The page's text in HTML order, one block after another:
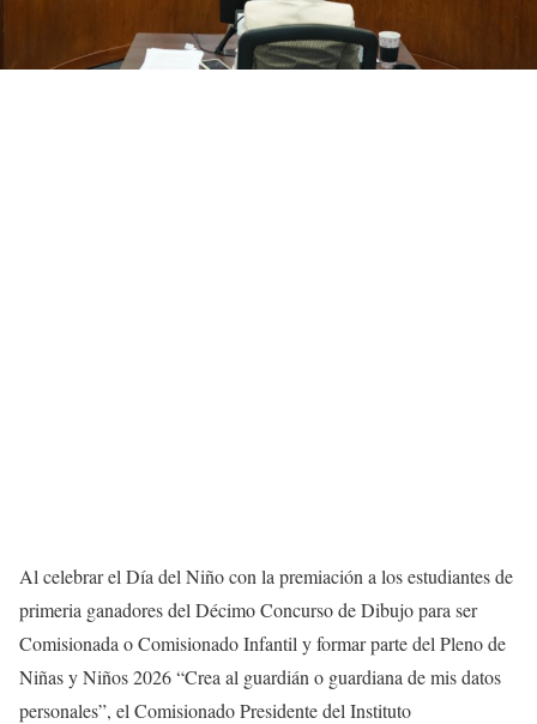
Al celebrar el Día del Niño con la premiación a los estudiantes de
primeria ganadores del Décimo Concurso de Dibujo para ser
Comisionada o Comisionado Infantil y formar parte del Pleno de
Niñas y Niños 2026 “Crea al guardián o guardiana de mis datos
personales”, el Comisionado Presidente del Instituto